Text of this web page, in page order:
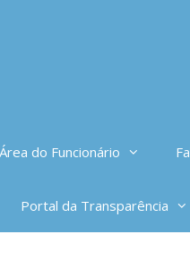
Área do Funcionário
Portal da Transparência